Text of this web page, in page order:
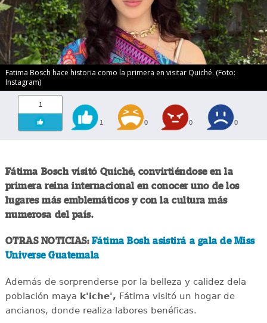
Fatima Bosch hace historia como la primera en visitar Quiché. (Foto:
Instagram)
1
1 0 0 0
Fátima Bosch visitó Quiché, convirtiéndose en la
primera reina internacional en conocer uno de los
lugares más emblemáticos y con la cultura más
numerosa del país.
OTRAS NOTICIAS: Fátima Bosh asistirá a gala de Miss
Universe Guatemala
Además de sorprenderse por la belleza y calidez dela
población maya k'iche', Fátima visitó un hogar de
ancianos, donde realiza labores benéficas.